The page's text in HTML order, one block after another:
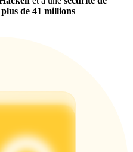
plus de 41 millions